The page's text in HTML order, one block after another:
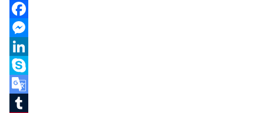
Message
Facebook
Messenger
LinkedIn
Skype
Google